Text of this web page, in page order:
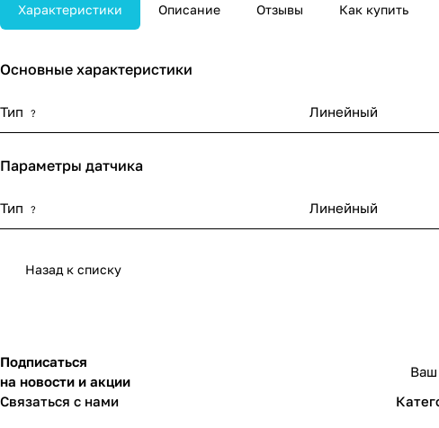
Характеристики Описание Отзывы Как купить
Основные характеристики
Тип ? Линейный
Параметры датчика
Тип ? Линейный
Назад к списку
Подписаться
на новости и акции
Связаться с нами